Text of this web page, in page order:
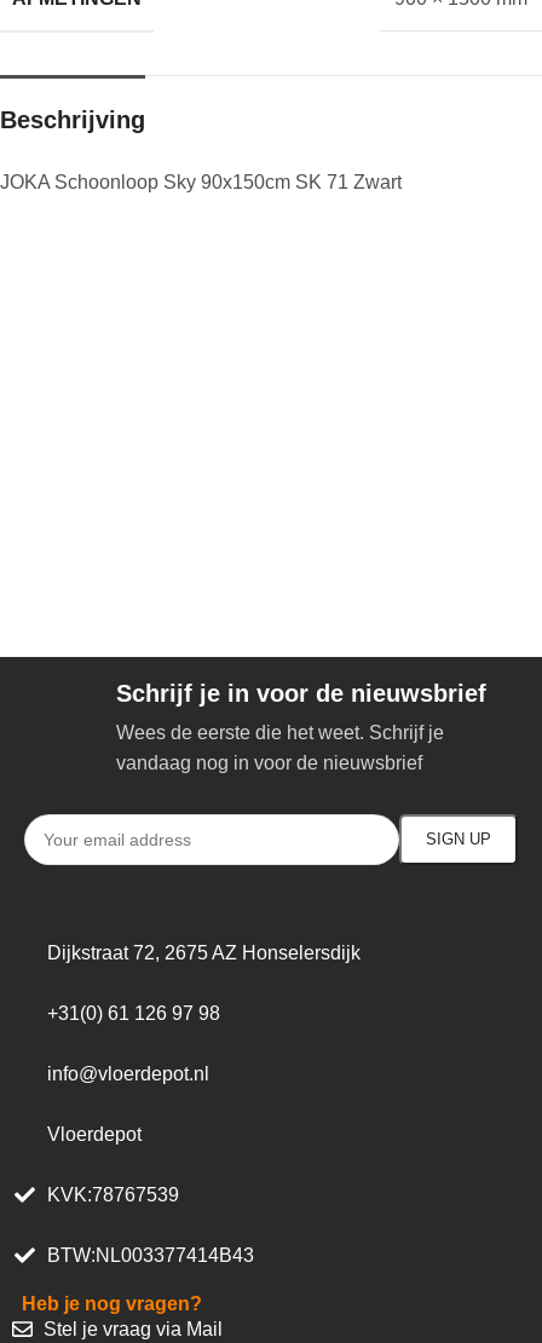
Beschrijving
JOKA Schoonloop Sky 90x150cm SK 71 Zwart
Schrijf je in voor de nieuwsbrief
Wees de eerste die het weet. Schrijf je
vandaag nog in voor de nieuwsbrief
Dijkstraat 72, 2675 AZ Honselersdijk
+31(0) 61 126 97 98
info@vloerdepot.nl
Vloerdepot
KVK:78767539
BTW:NL003377414B43
Heb je nog vragen?
Stel je vraag via Mail